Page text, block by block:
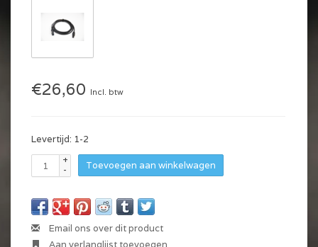
€26,60 Incl. btw
Levertijd: 1-2
+
-
Toevoegen aan winkelwagen
Email ons over dit product
Aan verlanglijst toevoegen